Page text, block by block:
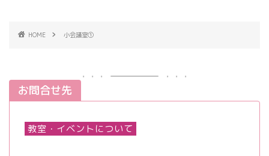
HOME 小会議室①
お問合せ先
教室・イベントについて